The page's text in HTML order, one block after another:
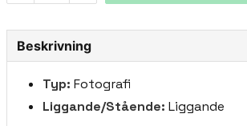
Beskrivning
Typ: Fotografi
Liggande/Stående: Liggande